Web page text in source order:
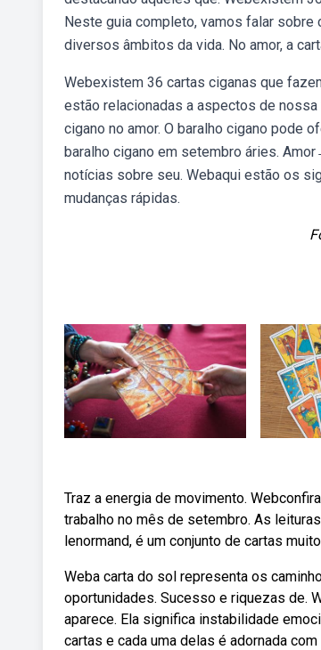
Neste guia completo, vamos falar sobre
diversos âmbitos da vida. No amor, a
Webexistem 36 cartas ciganas que
estão relacionadas a aspectos de
cigano no amor. O baralho cigano pode
baralho cigano em setembro áries.
notícias sobre seu. Webaqui estão os
mudanças rápidas.
Traz a energia de movimento.
trabalho no mês de setembro. As
lenormand, é um conjunto de cartas
Weba carta do sol representa os
oportunidades. Sucesso e riquezas de.
aparece. Ela significa instabilidade
cartas e cada uma delas é adornada